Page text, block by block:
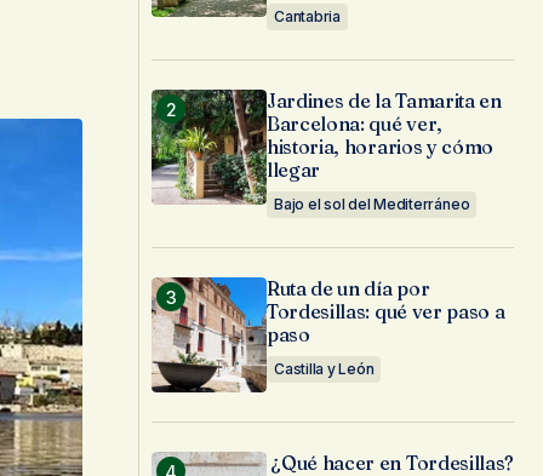
Cantabria
Jardines de la Tamarita en
Barcelona: qué ver,
historia, horarios y cómo
llegar
Bajo el sol del Mediterráneo
Ruta de un día por
Tordesillas: qué ver paso a
paso
Castilla y León
¿Qué hacer en Tordesillas?